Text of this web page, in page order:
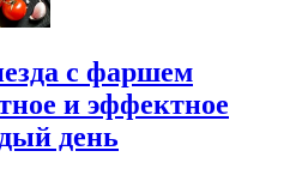
с фаршем
и эффектное
день